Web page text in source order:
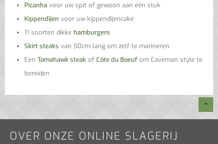
Picanha voor uw spit of gewoon aan één stuk
Kippendijen voor uw kippendijencake
11 soorten dikke hamburgers
Skirt steaks van 50cm lang om zelf te marineren
Een Tomahawk steak of Côte du Boeuf om Caveman style te
bereiden
OVER ONZE ONLINE SLAGERIJ